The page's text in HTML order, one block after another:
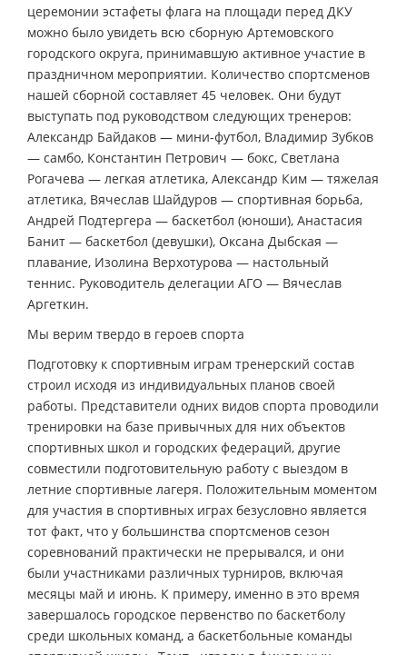
церемонии эстафеты флага на площади перед ДКУ
можно было увидеть всю сборную Артемовского
городского округа, принимавшую активное участие в
праздничном мероприятии. Количество спортсменов
нашей сборной составляет 45 человек. Они будут
выступать под руководством следующих тренеров:
Александр Байдаков — мини-футбол, Владимир Зубков
— самбо, Константин Петрович — бокс, Светлана
Рогачева — легкая атлетика, Александр Ким — тяжелая
атлетика, Вячеслав Шайдуров — спортивная борьба,
Андрей Подтергера — баскетбол (юноши), Анастасия
Банит — баскетбол (девушки), Оксана Дыбская —
плавание, Изолина Верхотурова — настольный
теннис. Руководитель делегации АГО — Вячеслав
Аргеткин.
Мы верим твердо в героев спорта
Подготовку к спортивным играм тренерский состав
строил исходя из индивидуальных планов своей
работы. Представители одних видов спорта проводили
тренировки на базе привычных для них объектов
спортивных школ и городских федераций, другие
совместили подготовительную работу с выездом в
летние спортивные лагеря. Положительным моментом
для участия в спортивных играх безусловно является
тот факт, что у большинства спортсменов сезон
соревнований практически не прерывался, и они
были участниками различных турниров, включая
месяцы май и июнь. К примеру, именно в это время
завершалось городское первенство по баскетболу
среди школьных команд, а баскетбольные команды